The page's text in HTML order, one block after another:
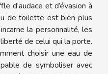
d’audace et d’évasion à
de toilette est bien plus
la personnalité, les
de celui qui la porte.
choisir une eau de
de symboliser avec